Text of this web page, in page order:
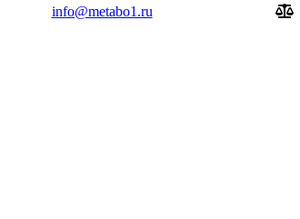
info@metabo1.ru